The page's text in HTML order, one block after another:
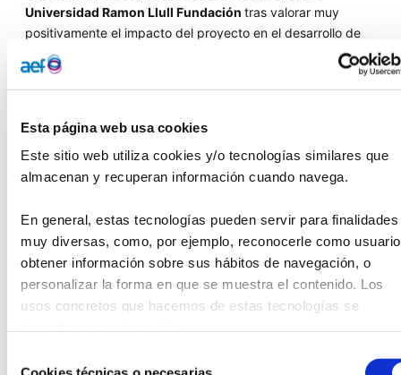
Esta página web usa cookies
Este sitio web utiliza cookies y/o tecnologías similares que
almacenan y recuperan información cuando navega.
En general, estas tecnologías pueden servir para finalidades
muy diversas, como, por ejemplo, reconocerle como
obtener información sobre sus hábitos de navegación, o
personalizar la forma en que se muestra el contenido. Los
usos concretos que hacemos de estas tecnologías se
Universidad Ramon Llull Fundación tras valorar muy
positivamente el impacto del proyecto en el desarrollo de
los niños durante sus primeros 1.000 días de vida.
El programa combina intervención e investigación aplicada
profesionales, así como la creación de cápsulas
psicoeducativas e intervenciones grupales para familias,
asegurando la eficacia del abordaje. Gracias a la ayuda de
intervención aumentará significativamente.
Otro aspecto valorado es el trabajo en red del proyecto en
Desde la Fundación Diverse quieren destacar la calidad de
las otrascinco iniciativas finalistas:
Kit sensorial Inteligente 3D